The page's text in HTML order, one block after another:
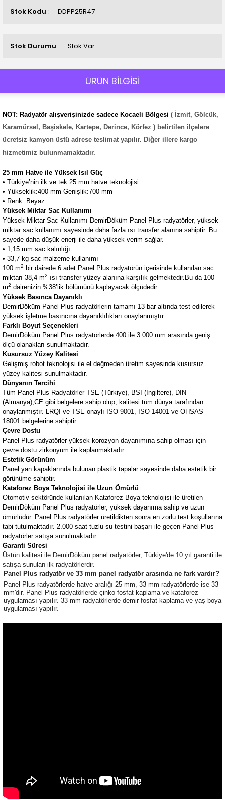
Stok Kodu DDPP25R47
Stok Durumu Stok Var
ÜRÜN BİLGİSİ
NOT: Radyatör alışverişinizde sadece Kocaeli Bölgesi ( İzmit, Gölcük,
Karamürsel, Başiskele, Kartepe, Derince, Körfez ) belirtilen ilçelere
ücretsiz kamyon üstü adrese teslimat yapılır. Diğer illere kargo
hizmetimiz bulunmamaktadır.
25 mm Hatve ile Yüksek Isıl Güç
• Türkiye’nin ilk ve tek 25 mm hatve teknolojisi
• Yükseklik:400 mm Genişlik:700 mm
• Renk: Beyaz
Yüksek Miktar Sac Kullanımı
Yüksek Miktar Sac Kullanımı DemirDöküm Panel Plus radyatörler, yüksek
miktar sac kullanımı sayesinde daha fazla ısı transfer alanına sahiptir. Bu
sayede daha düşük enerji ile daha yüksek verim sağlar.
• 1,15 mm sac kalınlığı
• 33,7 kg sac malzeme kullanımı
100 m2
bir dairede 6 adet Panel Plus radyatörün içerisinde kullanılan sac
miktarı 38,4 m2 ısı transfer yüzey alanına karşılık gelmektedir.Bu da 100
m2 dairenizin %38’lik bölümünü kaplayacak ölçüdedir.
Yüksek Basınca Dayanıklı
DemirDöküm Panel Plus radyatörlerin tamamı 13 bar altında test edilerek
yüksek işletme basıncına dayanıklılıkları onaylanmıştır.
Farklı Boyut Seçenekleri
DemirDöküm Panel Plus radyatörlerde 400 ile 3.000 mm arasında geniş
ölçü olanakları sunulmaktadır.
Kusursuz Yüzey Kalitesi
Gelişmiş robot teknolojisi ile el değmeden üretim sayesinde kusursuz
yüzey kalitesi sunulmaktadır.
Dünyanın Tercihi
Tüm Panel Plus Radyatörler TSE (Türkiye), BSI (İngiltere), DIN
(Almanya),CE gibi belgelere sahip olup, kalitesi tüm dünya tarafından
onaylanmıştır. LRQI ve TSE onaylı ISO 9001, ISO 14001 ve OHSAS
18001 belgelerine sahiptir.
Çevre Dostu
Panel Plus radyatörler yüksek korozyon dayanımına sahip olması için
çevre dostu zirkonyum ile kaplanmaktadır.
Estetik Görünüm
Panel yan kapaklarında bulunan plastik tapalar sayesinde daha estetik bir
görünüme sahiptir.
Kataforez Boya Teknolojisi ile Uzun Ömürlü
Otomotiv sektöründe kullanılan Kataforez Boya teknolojisi ile üretilen
DemirDöküm Panel Plus radyatörler, yüksek dayanıma sahip ve uzun
ömürlüdür. Panel Plus radyatörler üretildikten sonra en zorlu test koşullarına
tabi tutulmaktadır. 2.000 saat tuzlu su testini başarı ile geçen Panel Plus
radyatörler satışa sunulmaktadır.
Garanti Süresi
Üstün kalitesi ile DemirDöküm panel radyatörler, Türkiye'de 10 yıl garanti ile
satışa sunulan ilk radyatörlerdir.
Panel Plus radyatör ve 33 mm panel radyatör arasında ne fark vardır?
Panel Plus radyatörlerde hatve aralığı 25 mm, 33 mm radyatörlerde ise 33
mm'dir. Panel Plus radyatörlerde çinko fosfat kaplama ve kataforez
uygulaması yapılır. 33 mm radyatörlerde demir fosfat kaplama ve yaş boya
uygulaması yapılır.